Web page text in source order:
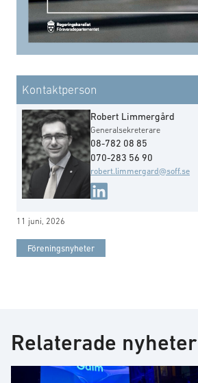
Kontaktperson
Robert Limmergård
Generalsekreterare
08-782 08 85
070-283 56 90
robert.limmergard@soff.se
11 juni, 2026
Föreningsnyheter
Relaterade nyheter